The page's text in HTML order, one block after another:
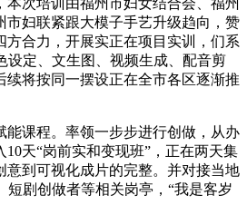
市妇联紧跟大模子手艺升级趋向，赞
方合力，开展实正在项目实训，们系
设定、文生图、视频生成、配音剪
续将按同一摆设正在全市各区逐渐推
课程。率领一步步进行创做，从办
天“岗前实和变现班”，正在两天集
意到可视化成片的完整。并对接当地
剧创做者等相关岗亭，“我是客岁